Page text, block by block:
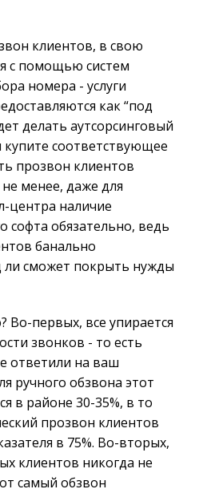
клиентов, в свою
с помощью систем
номера - услуги
как “под
делать аутсорсинговый
соответствующее
прозвон клиентов
менее, даже для
центра наличие
софта обязательно, ведь
банально
ли сможет покрыть нужды
Во-первых, все упирается
звонков - то есть
ответили на ваш
ручного обзвона этот
в районе 30-35%, в то
прозвон клиентов
в 75%. Во-вторых,
клиентов никогда не
самый обзвон